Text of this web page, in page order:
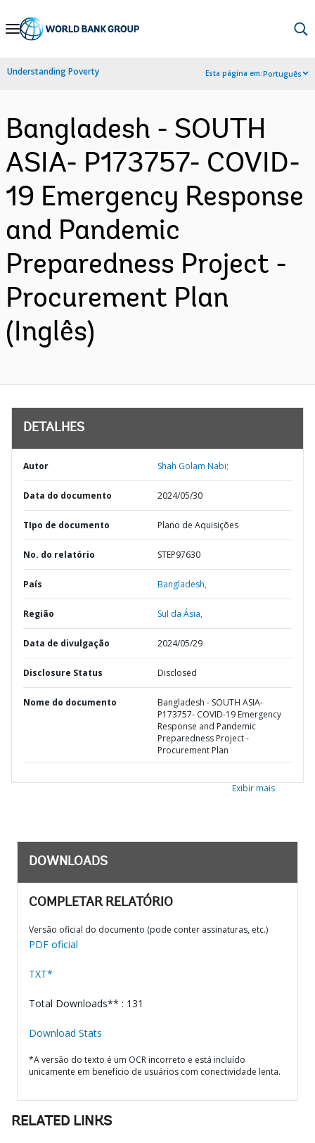
Skip
Navigation
Understanding Poverty Esta página em:Português
Bangladesh - SOUTH
ASIA- P173757- COVID-
19 Emergency Response
and Pandemic
Preparedness Project -
Procurement Plan
(Inglês)
DETALHES
Autor Shah Golam Nabi;
Data do documento 2024/05/30
TIpo de documento Plano de Aquisições
No. do relatório STEP97630
País Bangladesh,
Região Sul da Ásia,
Data de divulgação 2024/05/29
Disclosure Status Disclosed
Nome do documento
Bangladesh - SOUTH ASIA-
P173757- COVID-19 Emergency
Response and Pandemic
Preparedness Project -
Procurement Plan
Exibir mais
DOWNLOADS
COMPLETAR RELATÓRIO
Versão oficial do documento (pode conter assinaturas, etc.)
PDF oficial
TXT*
Total Downloads** : 131
Download Stats
*A versão do texto é um OCR incorreto e está incluído
unicamente em benefício de usuários com conectividade lenta.
RELATED LINKS